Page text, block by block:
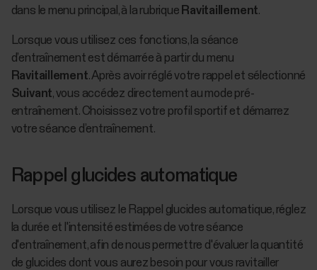
dans le menu principal, à la rubrique Ravitaillement.
Lorsque vous utilisez ces fonctions, la séance
d’entraînement est démarrée à partir du menu
Ravitaillement. Après avoir réglé votre rappel et sélectionné
Suivant, vous accédez directement au mode pré-
entraînement. Choisissez votre profil sportif et démarrez
votre séance d’entraînement.
Rappel glucides automatique
Lorsque vous utilisez le Rappel glucides automatique, réglez
la durée et l'intensité estimées de votre séance
d'entraînement, afin de nous permettre d'évaluer la quantité
de glucides dont vous aurez besoin pour vous ravitailler